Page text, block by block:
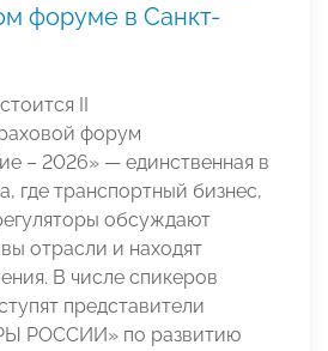
форуме в Санкт-
II
форум
– 2026» — единственная в
где транспортный бизнес,
обсуждают
отрасли и находят
В числе спикеров
представители
РОССИИ» по развитию